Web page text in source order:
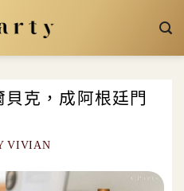
克，成阿根廷門
VIVIAN